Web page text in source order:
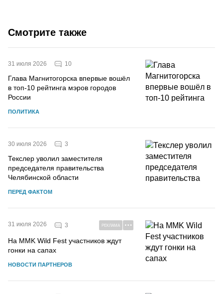
Смотрите также
31 июля 2026 10
Глава Магнитогорска впервые вошёл
в топ-10 рейтинга мэров городов
России
ПОЛИТИКА
30 июля 2026 3
Текслер уволил заместителя
председателя правительства
Челябинской области
ПЕРЕД ФАКТОМ
31 июля 2026 3 РЕКЛАМА
На MMK Wild Fest участников ждут
гонки на сапах
НОВОСТИ ПАРТНЕРОВ